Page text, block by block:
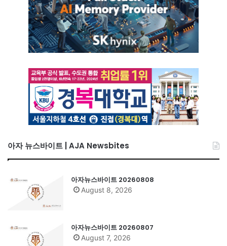
아자 뉴스바이트 | AJA Newsbites
아자뉴스바이트 20260808
August 8, 2026
아자뉴스바이트 20260807
August 7, 2026